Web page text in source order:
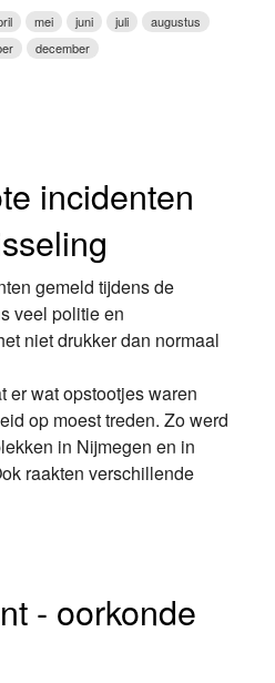
mei juni juli
augustus
december
incidenten
gemeld tijdens de
veel politie en
niet drukker dan normaal
er wat opstootjes waren
op moest treden. Zo werd
in Nijmegen en in
raakten verschillende
- oorkonde